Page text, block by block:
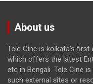
About us
Tele Cine is kolkata’s
which offers the latest
etc in Bengali. Tele Cine
such external sites or